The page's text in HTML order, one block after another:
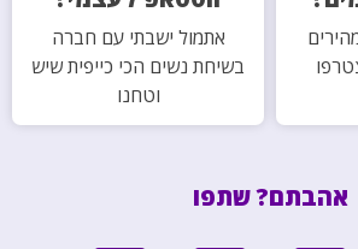
אתמול ישבתי עם חברה
בשיחת נשים הכי כייפית שיש
וטחנו
אהבתם? שתפו